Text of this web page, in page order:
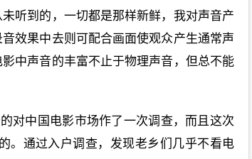
听到的，一切都是那样新鲜，我对声音产
效果中去则可配合画面使观众产生通常声
中声音的丰富不止于物理声音，但总不能
对中国电影市场作了一次调查，而且这次
。通过入户调查，发现老乡们几乎不看电